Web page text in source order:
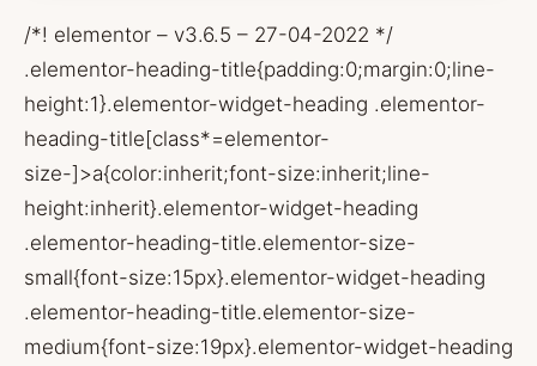
/*! elementor – v3.6.5 – 27-04-2022 */
.elementor-heading-title{padding:0;margin:0;line-
height:1}.elementor-widget-heading .elementor-
heading-title[class*=elementor-
size-]>a{color:inherit;font-size:inherit;line-
height:inherit}.elementor-widget-heading
.elementor-heading-title.elementor-size-
small{font-size:15px}.elementor-widget-heading
.elementor-heading-title.elementor-size-
medium{font-size:19px}.elementor-widget-heading